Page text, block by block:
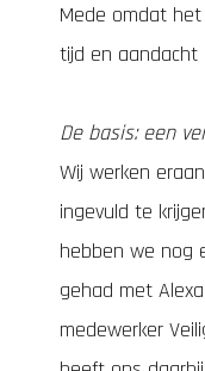
Mede omdat
tijd en aandacht
De basis: een
Wij werken
ingevuld te
hebben we nog
gehad met
medewerker